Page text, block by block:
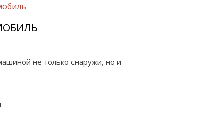
не только снаружи, но и